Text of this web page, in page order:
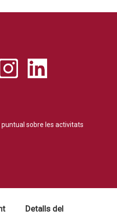
sobre les activitats
Detalls del